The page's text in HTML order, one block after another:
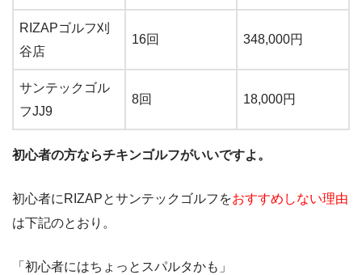
RIZAPゴルフ刈
谷店
16回 348,000円
サンテックゴル
フJJ9
8回 18,000円
初心者の方ならチキンゴルフがいいですよ。
初心者にRIZAPとサンテックゴルフをおすすめしない理由
は下記のとおり。
「初心者にはちょっとスパルタかも」